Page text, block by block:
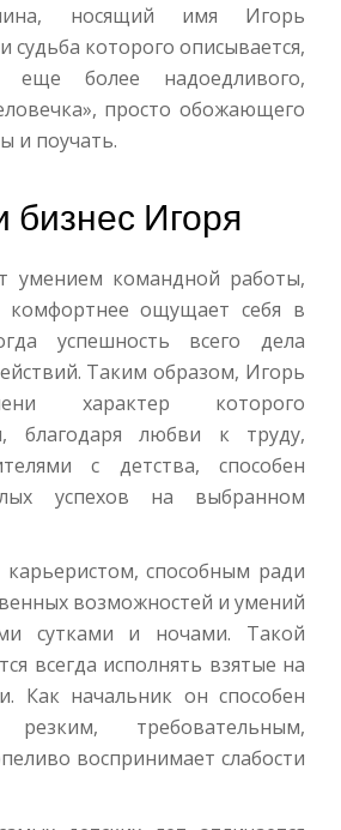
носящий имя Игорь
судьба которого описывается,
еще более надоедливого,
просто обожающего
и поучать.
бизнес Игоря
умением командной работы,
комфортнее ощущает себя в
успешность всего дела
Таким образом, Игорь
характер которого
благодаря любви к труду,
с детства, способен
успехов на выбранном
карьеристом, способным ради
возможностей и умений
сутками и ночами. Такой
всегда исполнять взятые на
Как начальник он способен
требовательным,
воспринимает слабости